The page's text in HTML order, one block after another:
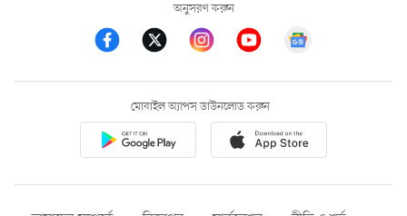
অনুসরণ করুন
মোবাইল অ্যাপস ডাউনলোড করুন